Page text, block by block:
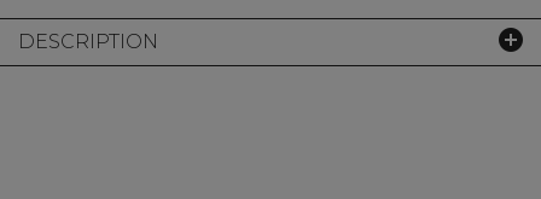
DESCRIPTION